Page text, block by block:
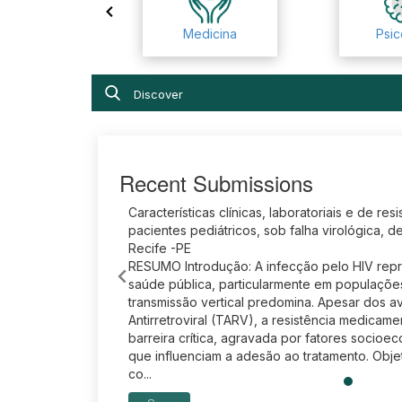
Medicina
Discover
Recent Submissions
Características clínicas, laboratoriais e de
pacientes pediátricos, sob falha virológica,
Recife -PE
RESUMO Introdução: A infecção pelo HIV
saúde pública, particularmente em
transmissão vertical predomina. Apesar dos
Antirretroviral (TARV), a resistência
barreira crítica, agravada por fatores
que influenciam a adesão ao tratamento.
co...